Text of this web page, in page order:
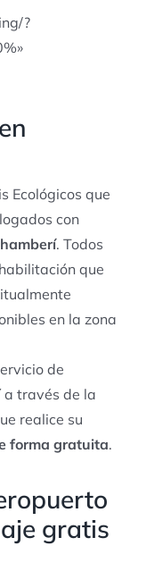
?
Ecológicos que
con
. Todos
que
en la zona
de
a través de la
realice su
forma gratuita.
gratis